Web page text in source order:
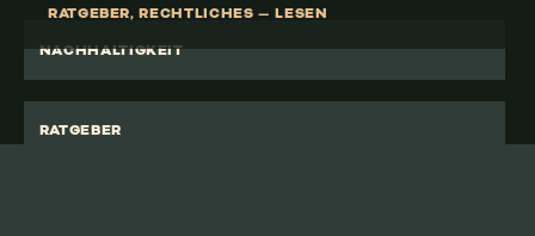
NACHHALTIGKEIT
RATGEBER
RATGEBER,RECHTLICHES —LESEN